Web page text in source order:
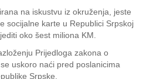
na iskustvu iz okruženja, jeste
socijalne karte u Republici Srpskoj
oko šest miliona KM.
Prijedloga zakona o
uskoro naći pred poslanicima
Srpske.